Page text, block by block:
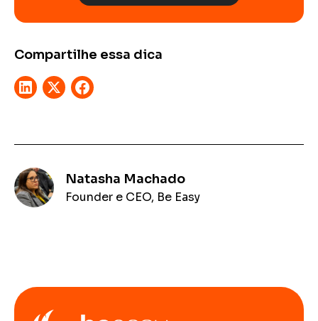
Compartilhe essa dica
Natasha Machado
Founder e CEO, Be Easy